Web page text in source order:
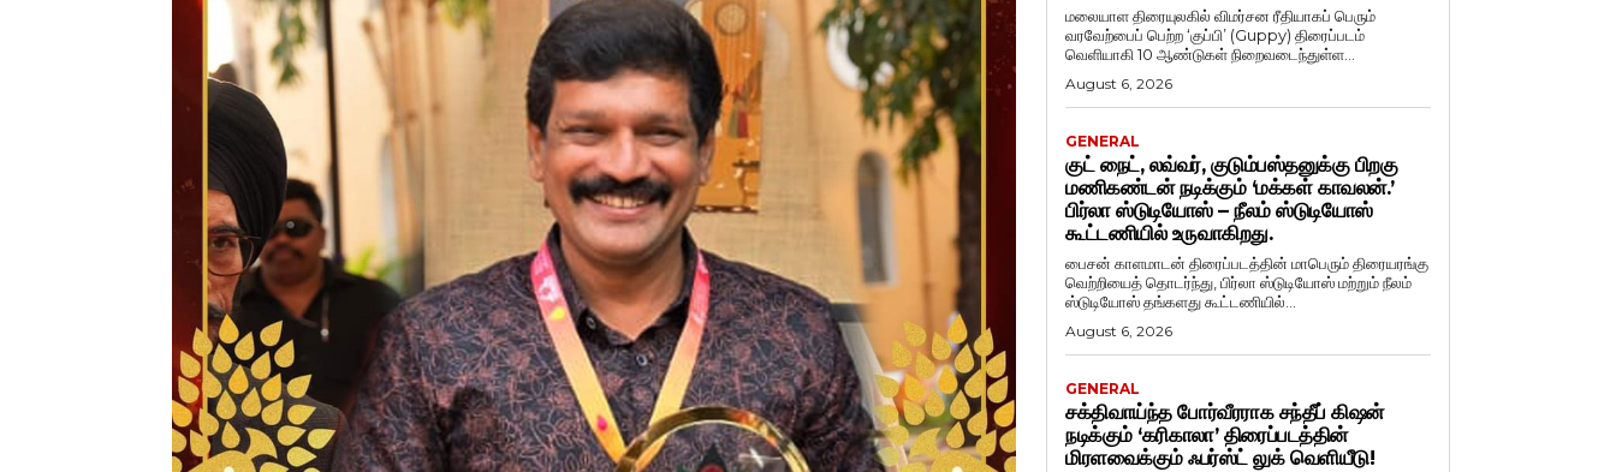
மலையாள திரையுலகில் விமர்சன ரீதியாகப் பெரும்
வரவேற்பைப் பெற்ற ‘குப்பி’ (Guppy) திரைப்படம்
வெளியாகி 10 ஆண்டுகள் நிறைவடைந்துள்ள...
August 6, 2026
GENERAL
குட் நைட், லவ்வர், குடும்பஸ்தனுக்கு பிறகு
மணிகண்டன் நடிக்கும் ‘மக்கள் காவலன்.’
பிர்லா ஸ்டுடியோஸ் – நீலம் ஸ்டுடியோஸ்
கூட்டணியில் உருவாகிறது.
பைசன் காளமாடன் திரைப்படத்தின் மாபெரும் திரையரங்கு
வெற்றியைத் தொடர்ந்து, பிர்லா ஸ்டுடியோஸ் மற்றும் நீலம்
ஸ்டுடியோஸ் தங்களது கூட்டணியில்...
August 6, 2026
GENERAL
சக்திவாய்ந்த போர்வீரராக சந்தீப் கிஷன்
நடிக்கும் ‘கரிகாலா’ திரைப்படத்தின்
மிரளவைக்கும் ஃபர்ஸ்ட் லுக் வெளியீடு!